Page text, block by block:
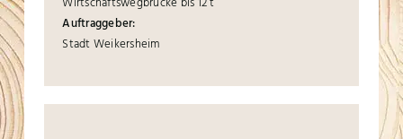
Auftraggeber:
Stadt Weikersheim